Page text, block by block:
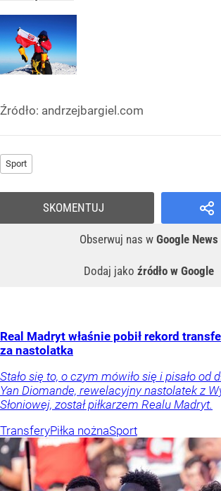
Źródło: andrzejbargiel.com
Sport
Obserwuj nas w Google News
Dodaj jako źródło w Google
SKOMENTUJ
Real Madryt właśnie pobił rekord
za nastolatka
Stało się to, o czym mówiło się i pisało od
Yan Diomande, rewelacyjny nastolatek z
Słoniowej, został piłkarzem Realu Madryt.
TransferyPiłka nożnaSport